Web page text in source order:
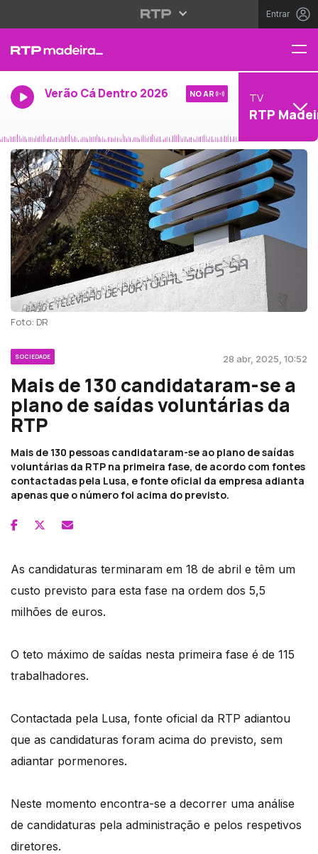
Entrar
Verão Cá Dentro 2026 NO AR TV
RTP
Foto: DR
SOCIEDADE 28 abr, 2025, 10:52
Mais de 130 candidataram-se a
plano de saídas voluntárias da
RTP
Mais de 130 pessoas candidataram-se ao plano de saídas
voluntárias da RTP na primeira fase, de acordo com fontes
contactadas pela Lusa, e fonte oficial da empresa adianta
apenas que o número foi acima do previsto.
As candidaturas terminaram em 18 de abril e têm um
custo previsto para esta fase na ordem dos 5,5
milhões de euros.
O teto máximo de saídas nesta primeira fase é de 115
trabalhadores.
Contactada pela Lusa, fonte oficial da RTP adiantou
que as candidaturas foram acima do previsto, sem
adiantar pormenores.
Neste momento encontra-se a decorrer uma análise
de candidaturas pela administração e pelos respetivos
diretores.